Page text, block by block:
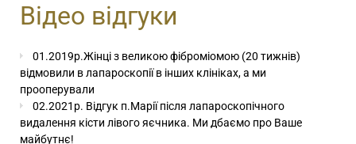
Відео відгуки
01.2019р.Жінці з великою фіброміомою (20 тижнів)
відмовили в лапароскопії в інших клініках, а ми
прооперували
02.2021р. Відгук п.Марії після лапароскопічного
видалення кісти лівого яєчника. Ми дбаємо про Ваше
майбутнє!